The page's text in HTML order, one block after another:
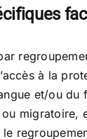
à la
et/ou du
migratoire,